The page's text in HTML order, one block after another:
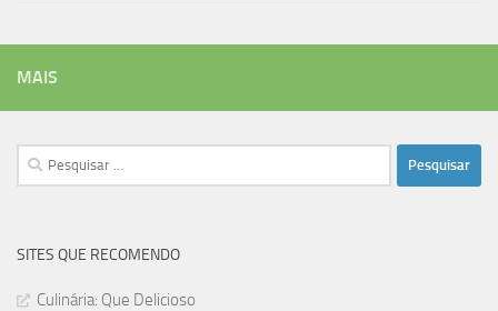
MAIS
Pesquisar
por:
SITES QUE RECOMENDO
Culinária: Que Delicioso